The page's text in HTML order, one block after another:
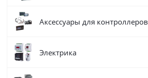
Аксессуары для контроллеров
Электрика